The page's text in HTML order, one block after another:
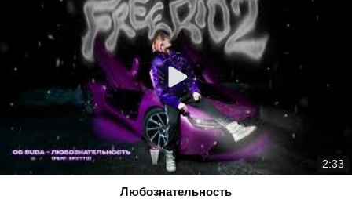
2:33
Любознательность